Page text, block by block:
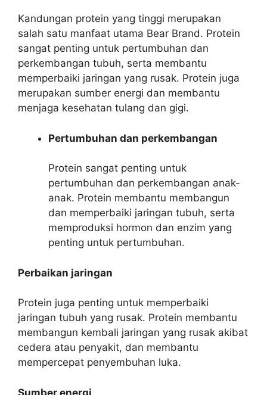
Kandungan protein yang tinggi merupakan
salah satu manfaat utama Bear Brand. Protein
sangat penting untuk pertumbuhan dan
perkembangan tubuh, serta membantu
memperbaiki jaringan yang rusak. Protein juga
merupakan sumber energi dan membantu
menjaga kesehatan tulang dan gigi.
Pertumbuhan dan perkembangan
Protein sangat penting untuk
pertumbuhan dan perkembangan anak-
anak. Protein membantu membangun
dan memperbaiki jaringan tubuh, serta
memproduksi hormon dan enzim yang
penting untuk pertumbuhan.
Perbaikan jaringan
Protein juga penting untuk memperbaiki
jaringan tubuh yang rusak. Protein membantu
membangun kembali jaringan yang rusak akibat
cedera atau penyakit, dan membantu
mempercepat penyembuhan luka.
Sumber energi